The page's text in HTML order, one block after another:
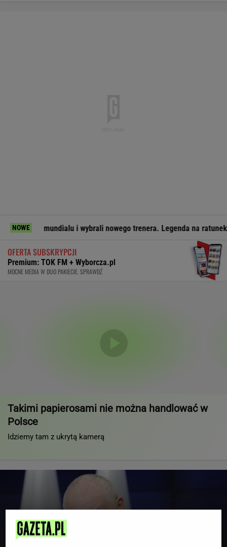
NOWE i wybrali nowego trenera. Legenda na ratunek Na
OFERTA SUBSKRYPCJI
Premium: TOK FM + Wyborcza.pl
MOCNE MEDIA W DUO PAKIECIE. SPRAWDŹ
Takimi papierosami nie można handlować w
Polsce
Idziemy tam z ukrytą kamerą